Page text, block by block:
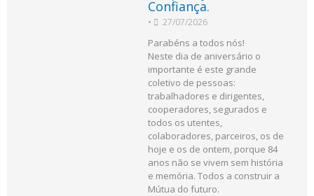
Confiança.
• 27/07/2026
Parabéns a todos nós!
Neste dia de aniversário o
importante é este grande
coletivo de pessoas:
trabalhadores e dirigentes,
cooperadores, segurados e
todos os utentes,
colaboradores, parceiros, os de
hoje e os de ontem, porque 84
anos não se vivem sem história
e memória. Todos a construir a
Mútua do futuro.